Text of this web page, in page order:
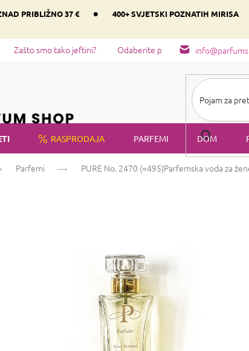
PRIBLIŽNO 37 € • 400+ SVJETSKI POZNATIH MIRISA
Zašto smo tako jeftini? Odaberite parfem svog srca prema
RASPRODAJA PARFEMI DOM
Parfemi PURE No. 2470 (=495)Parfemska voda za